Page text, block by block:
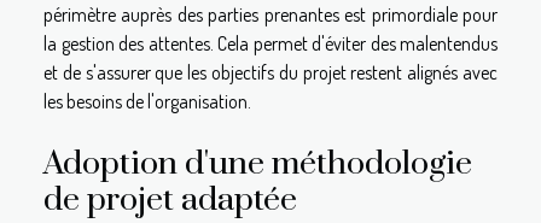
périmètre auprès des parties prenantes est primordiale pour
la gestion des attentes. Cela permet d'éviter des malentendus
et de s'assurer que les objectifs du projet restent alignés avec
les besoins de l'organisation.
Adoption d'une méthodologie
de projet adaptée